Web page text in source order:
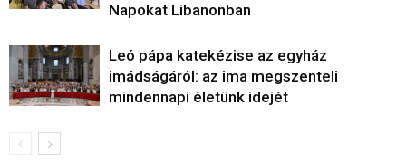
Napokat Libanonban
Leó pápa katekézise az egyház
imádságáról: az ima megszenteli
mindennapi életünk idejét